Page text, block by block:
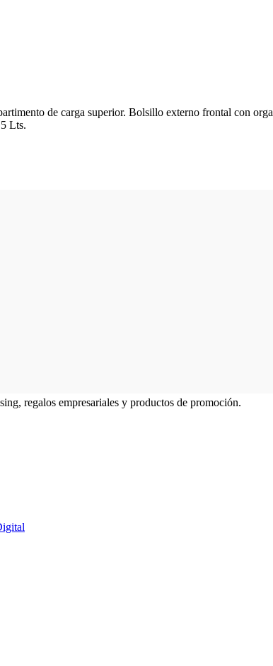
de carga superior. Bolsillo externo frontal con
Lts.
regalos empresariales y productos de promoción.